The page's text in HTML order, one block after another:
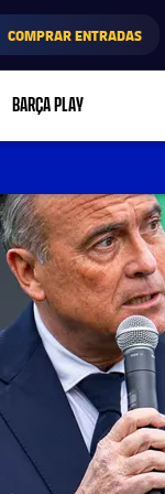
COMPRAR ENTRADAS
BARÇA PLAY